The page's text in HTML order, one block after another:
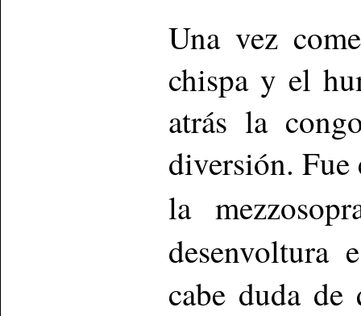
Una vez
chispa y el
atrás la
diversión. Fue
la
desenvoltura
cabe duda